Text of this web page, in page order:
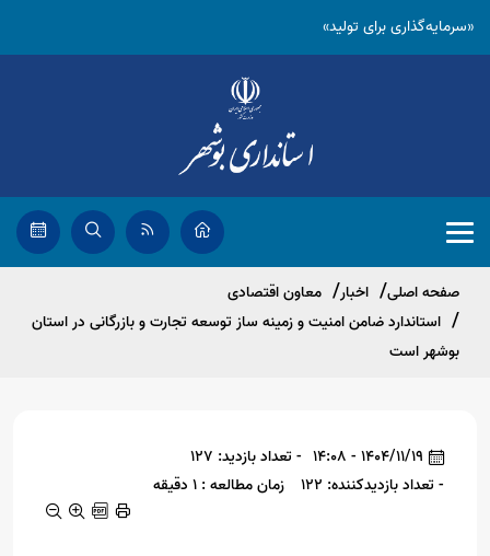
«سرمایه‌گذاری برای تولید»
صفحه اصلی اخبار
معاون اقتصادی
استاندارد ضامن امنیت و زمینه ساز توسعه تجارت و بازرگانی در استان
بوشهر است
1404/11/19 - 14:08
- تعداد بازدید: 127
- تعداد بازدیدکننده: 122
زمان مطالعه : 1 دقیقه